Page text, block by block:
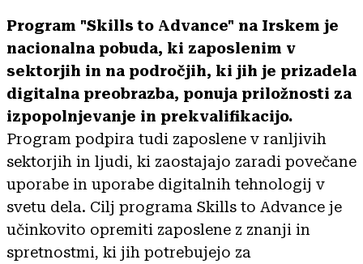
Program "Skills to Advance" na Irskem je
nacionalna pobuda, ki zaposlenim v
sektorjih in na področjih, ki jih je prizadela
digitalna preobrazba, ponuja priložnosti za
izpopolnjevanje in prekvalifikacijo.
Program podpira tudi zaposlene v ranljivih
sektorjih in ljudi, ki zaostajajo zaradi povečane
uporabe in uporabe digitalnih tehnologij v
svetu dela. Cilj programa Skills to Advance je
učinkovito opremiti zaposlene z znanji in
spretnostmi, ki jih potrebujejo za